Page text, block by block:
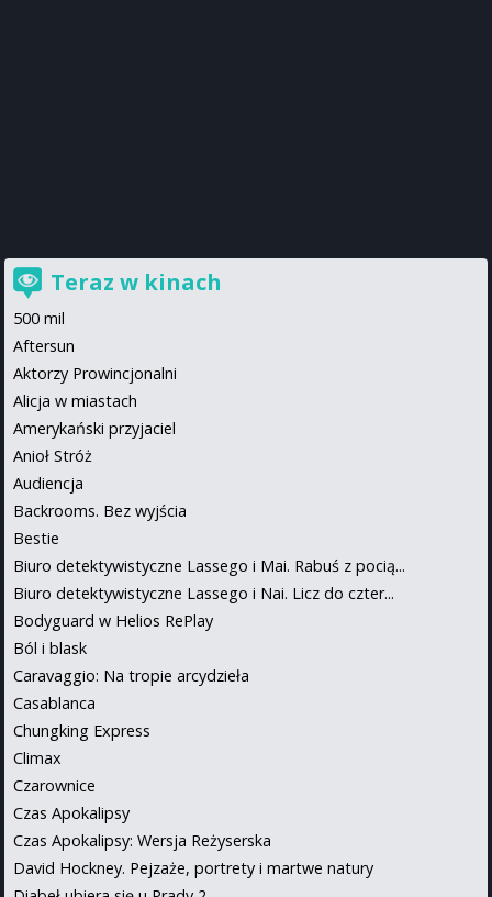
Teraz w kinach
500 mil
Aftersun
Aktorzy Prowincjonalni
Alicja w miastach
Amerykański przyjaciel
Anioł Stróż
Audiencja
Backrooms. Bez wyjścia
Bestie
Biuro detektywistyczne Lassego i Mai. Rabuś z pocią...
Biuro detektywistyczne Lassego i Nai. Licz do czter...
Bodyguard w Helios RePlay
Ból i blask
Caravaggio: Na tropie arcydzieła
Casablanca
Chungking Express
Climax
Czarownice
Czas Apokalipsy
Czas Apokalipsy: Wersja Reżyserska
David Hockney. Pejzaże, portrety i martwe natury